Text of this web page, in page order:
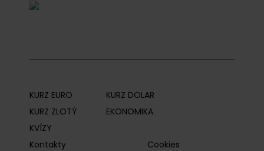
KURZ EURO
KURZ DOLAR
KURZ ZLOTÝ
EKONOMIKA
KVÍZY
Kontakty
Cookies